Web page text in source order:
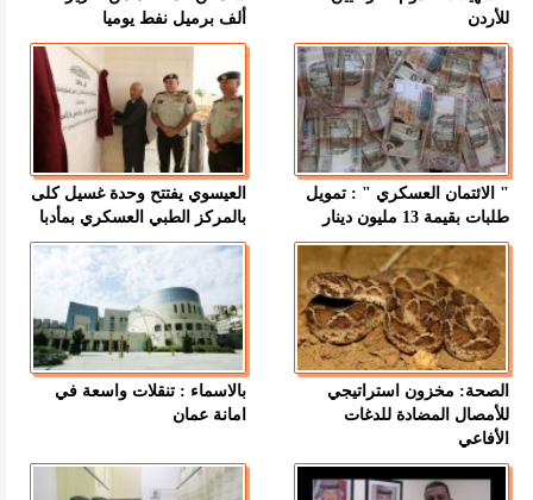
للأردن
ألف برميل نفط يوميا
" الائتمان العسكري " : تمويل
طلبات بقيمة 13 مليون دينار
العيسوي يفتتح وحدة غسيل كلى
بالمركز الطبي العسكري بمأدبا
الصحة: مخزون استراتيجي
للأمصال المضادة للدغات
الأفاعي
بالاسماء : تنقلات واسعة في
امانة عمان